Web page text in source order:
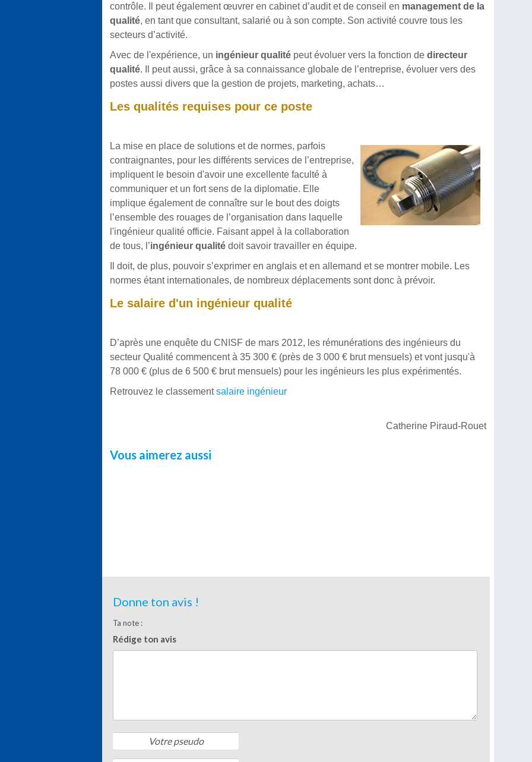
contrôle. Il peut également œuvrer en cabinet d’audit et de conseil en management de la
qualité, en tant que consultant, salarié ou à son compte. Son activité couvre tous les
secteurs d’activité.
Avec de l'expérience, un ingénieur qualité peut évoluer vers la fonction dedirecteur
qualité. Il peut aussi, grâce à sa connaissance globale de l’entreprise, évoluer vers des
postes aussi divers que la gestion de projets, marketing, achats…
Les qualités requises pour ce poste
La mise en place de solutions et de normes, parfois
contraignantes, pour les différents services de l’entreprise,
impliquent le besoin d'avoir une excellente faculté à
communiquer et un fort sens de la diplomatie. Elle
implique également de connaître sur le bout des doigts
l’ensemble des rouages de l’organisation dans laquelle
l'ingénieur qualité officie. Faisant appel à la collaboration
de tous, l’ingénieur qualité doit savoir travailler en équipe.
Il doit, de plus, pouvoir s’exprimer en anglais et en allemand et se montrer mobile. Les
normes étant internationales, de nombreux déplacements sont donc à prévoir.
Le salaire d'un ingénieur qualité
D’après une enquête du CNISF de mars 2012, les rémunérations des ingénieurs du
secteur Qualité commencent à 35 300 € (près de 3 000 € brut mensuels) et vont jusqu'à
78 000 € (plus de 6 500 € brut mensuels) pour les ingénieurs les plus expérimentés.
Retrouvez le classementsalaire ingénieur
Catherine Piraud-Rouet
Vous aimerez aussi
Donne ton avis !
Ta note :
Rédige ton avis